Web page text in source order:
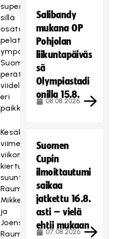
superviikonloppu,
sillä
osaturnauksia
pelataan
ympäri
Suomen
peräti
viidellä
eri
paikkakunnalla.
Kesäkuun
viimeisenä
viikonloppuna
kiertue
suuntaa
Raumaan,
Mikkeliin
ja
Joensuuhun.
Raumassa
Salibandy
mukana OP
Pohjolan
liikuntapäiväs
sä
Olympiastadi
onilla 15.8.
08.08.2026
Suomen
Cupin
ilmoittautumi
saikaa
jatkettu 16.8.
asti – vielä
ehtii mukaan
07.08.2026